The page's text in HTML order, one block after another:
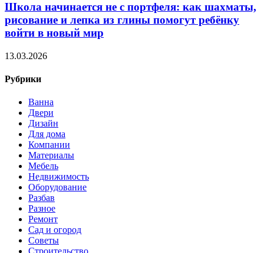
Школа начинается не с портфеля: как шахматы,
рисование и лепка из глины помогут ребёнку
войти в новый мир
13.03.2026
Рубрики
Ванна
Двери
Дизайн
Для дома
Компании
Материалы
Мебель
Недвижимость
Оборудование
Разбав
Разное
Ремонт
Сад и огород
Советы